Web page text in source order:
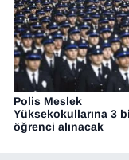
Polis Meslek
Yüksekokullarına 3
öğrenci alınacak